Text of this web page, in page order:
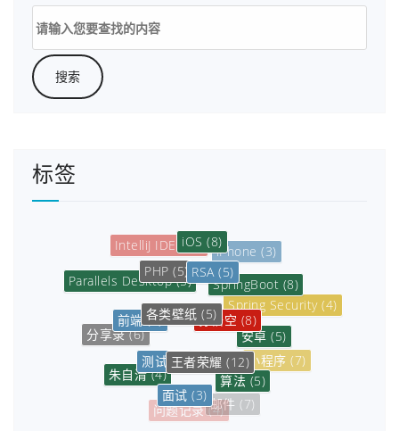
索：
标签
IntelliJ IDEA(5)
iOS (8)
iPhone (3)
Parallels Desktop (5)
PHP(5)RSA(5)
SpringBoot(8)
Spring Security(4)
分享录(6)
前端 (5)
各类壁纸(5)
孙悟空(8)
安卓(5)
小程序 (7)
数据库(6)
朱自清(4)
测试(3)
王者荣耀(12)
算法(5)
邮件 (7)
问题记录(4)
面试(3)